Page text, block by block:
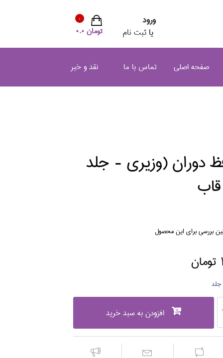
ورود
یا ثبت نام تومان 0.0
0
صفحه اصلی تماس با ما نقد و خبر
دوران (وزيري - جلد
بررسی برای این محصول
افزودن به سبد خرید